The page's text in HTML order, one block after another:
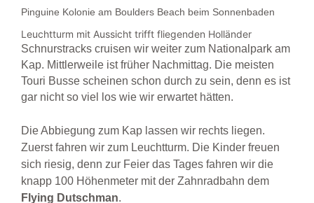
Pinguine Kolonie am Boulders Beach beim Sonnenbaden
Leuchtturm mit Aussicht trifft fliegenden Holländer
Schnurstracks cruisen wir weiter zum Nationalpark am
Kap. Mittlerweile ist früher Nachmittag. Die meisten
Touri Busse scheinen schon durch zu sein, denn es ist
gar nicht so viel los wie wir erwartet hätten.
Die Abbiegung zum Kap lassen wir rechts liegen.
Zuerst fahren wir zum Leuchtturm. Die Kinder freuen
sich riesig, denn zur Feier das Tages fahren wir die
knapp 100 Höhenmeter mit der Zahnradbahn dem
Flying Dutschman.